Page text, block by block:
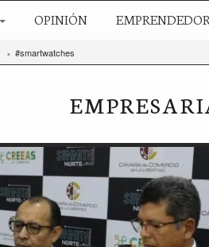
OPINIÓN
#smartwatches